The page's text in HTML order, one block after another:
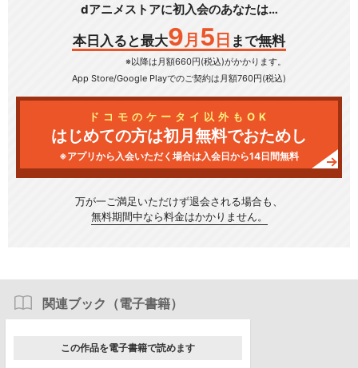
dアニメストアに初入会のあなたは…
本日入ると最大9 月 5 日 まで無料
※以降は月額660円(税込)がかかります。
App Store/Google Playでのご契約は月額760円(税込)
ドコモのケータイ以外もOK
はじめての方は初月無料でおためし
※アプリから入会いただく場合は入会日から14日間無料
万が一ご満足いただけず退会される場合も、
無料期間中なら料金はかかりません。
関連ブック（電子書籍）
この作品を電子書籍で読めます